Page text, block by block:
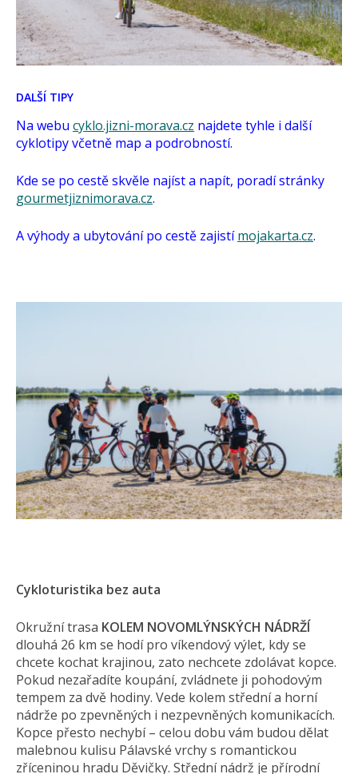
DALŠÍ TIPY
Na webu cyklo.jizni-morava.cz najdete tyhle i další
cyklotipy včetně map a podrobností.
Kde se po cestě skvěle najíst a napít, poradí stránky
gourmetjiznimorava.cz.
A výhody a ubytování po cestě zajistímojakarta.cz.
Cykloturistika bez auta
Okružní trasa KOLEM NOVOMLÝNSKÝCH NÁDRŽÍ
dlouhá 26 km se hodí pro víkendový výlet, kdy se
chcete kochat krajinou, zato nechcete zdolávat kopce.
Pokud nezařadíte koupání, zvládnete ji pohodovým
tempem za dvě hodiny. Vede kolem střední a horní
nádrže po zpevněných i nezpevněných komunikacích.
Kopce přesto nechybí – celou dobu vám budou dělat
malebnou kulisu Pálavské vrchy s romantickou
zříceninou hradu Děvičky. Střední nádrž je přírodní